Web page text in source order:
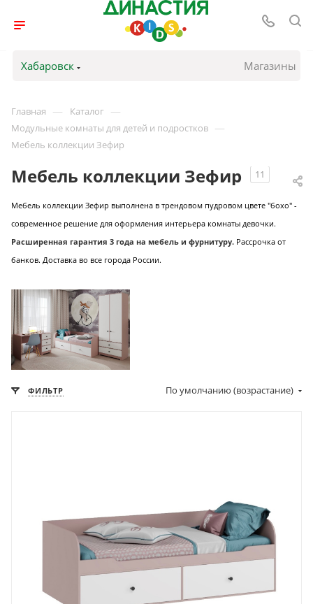
Хабаровск Магазины
Главная — Каталог —
Модульные комнаты для детей и подростков —
Мебель коллекции Зефир
Мебель коллекции Зефир 11
Мебель коллекции Зефир выполнена в трендовом пудровом цвете "бохо" -
современное решение для оформления интерьера комнаты девочки.
Расширенная гарантия 3 года на мебель и фурнитуру. Рассрочка от
банков. Доставка во все города России.
ФИЛЬТР По умолчанию (возрастание)